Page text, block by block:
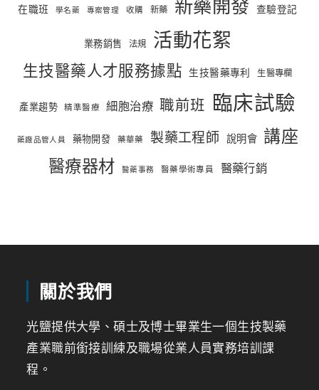
在職班 學名藥 專案管理 收購 新藥 新藥開發 查驗登記
業務銷售 法規 活動花絮
生技醫藥人才服務據點 生技醫藥專利 生醫專欄
產業趨勢 精準醫療 細胞治療 職前班 臨床試驗
藥廠品管人員 藥物開發 藥華藥 製藥工程師 說明會 講座
醫療器材 醫藥事務 醫藥學術專員 醫藥行銷
關於我們
光鹽提供大學、碩士及博士畢業生一個生技製藥
產業職前銜接訓練及職場從業人員實務培訓課
程。